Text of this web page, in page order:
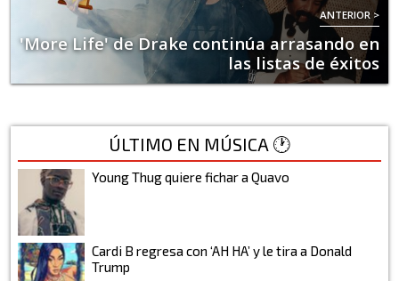
ANTERIOR >
'More Life' de Drake continúa arrasando en
las listas de éxitos
ÚLTIMO EN MÚSICA 🕐
Young Thug quiere fichar a Quavo
Cardi B regresa con ‘AH HA’ y le tira a Donald
Trump